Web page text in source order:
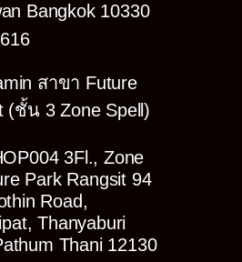
Bangkok 10330
สาขา Future
(ชั้น 3 Zone Spell)
3Fl., Zone
Park Rangsit 94
Road,
Thanyaburi
Thani 12130